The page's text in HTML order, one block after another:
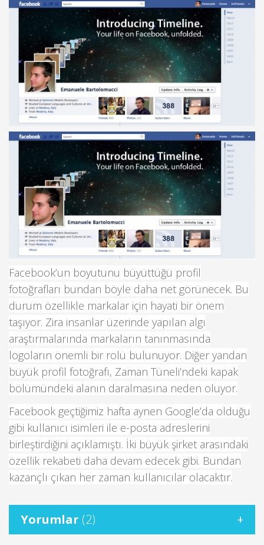
Facebook’un boyutunu büyüttüğü profil
fotoğrafları bundan böyle daha net görünecek. Bu
durum özellikle markalar için hayati bir önem
taşıyor. Zira insanlar üzerinde yapılan algı
araştırmalarında markaların tanınmasında
logoların önemli bir rolü bulunuyor. Diğer yandan
büyük profil fotoğrafı, Zaman Tüneli’ndeki kapak
bölümündeki alanın daralmasına neden oluyor.
Facebook geçtiğimiz hafta aynen Google’da olduğu
gibi kullanıcı isimleri ile e-posta adreslerini
birleştirdiğini açıklamıştı. İki büyük şirket arasındaki
özellik rekabeti daha devam edecek gibi. Bundan
kazançlı çıkan her zaman kullanıcılar olacaktır.
Yorumlar (2)